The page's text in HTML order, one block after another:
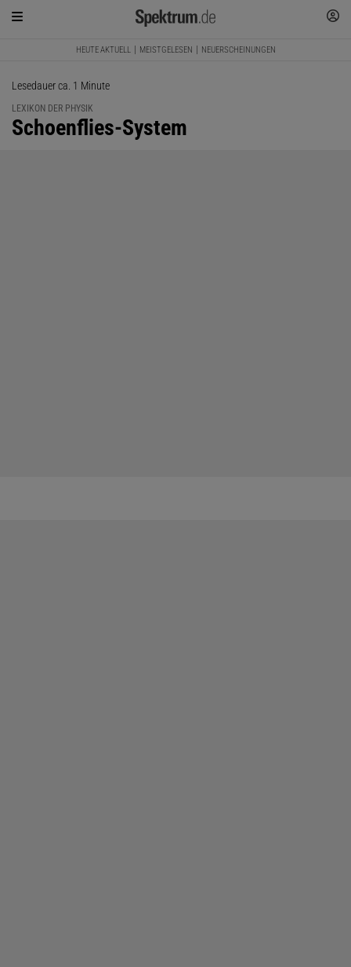
HEUTE AKTUELL MEISTGELESEN NEUERSCHEINUNGEN
Lesedauer ca. 1 Minute
LEXIKON DER PHYSIK
:
Schoenflies-System